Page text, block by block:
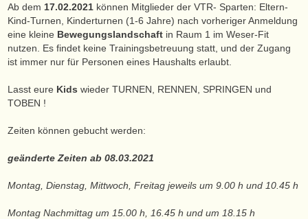
Ab dem 17.02.2021 können Mitglieder der VTR- Sparten: Eltern-
Kind-Turnen, Kinderturnen (1-6 Jahre) nach vorheriger Anmeldung
eine kleine Bewegungslandschaft in Raum 1 im Weser-Fit
nutzen. Es findet keine Trainingsbetreuung statt, und der Zugang
ist immer nur für Personen eines Haushalts erlaubt.
Lasst eure Kids wieder TURNEN, RENNEN, SPRINGEN und
TOBEN !
Zeiten können gebucht werden:
geänderte Zeiten ab 08.03.2021
Montag, Dienstag, Mittwoch, Freitag jeweils um 9.00 h und 10.45 h
Montag Nachmittag um 15.00 h, 16.45 h und um 18.15 h